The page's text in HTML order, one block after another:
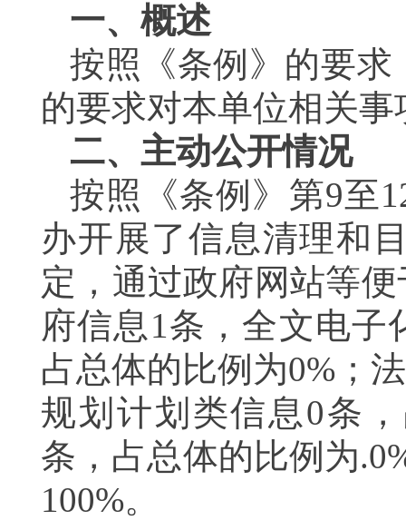
一、概述
按照《条例》的要
的要求对本单位相关
二、主动公开情况
按照《条例》第9至
办开展了信息清理和
定，通过政府网站等
府信息1条，全文电子
占总体的比例为0%；
规划计划类信息0条
条，占总体的比例为
100%。